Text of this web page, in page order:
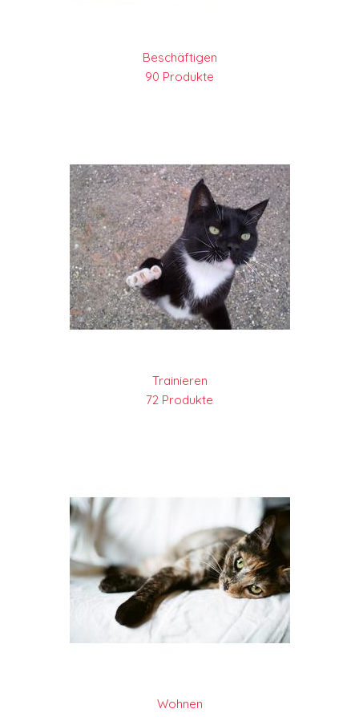
Beschäftigen
90 Produkte
Trainieren
72 Produkte
Wohnen